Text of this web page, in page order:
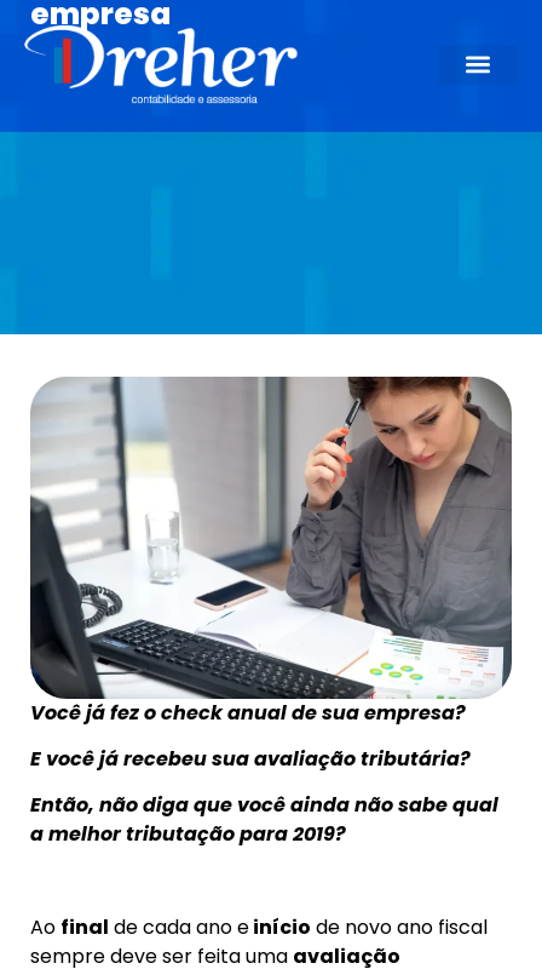
empresa
Você já fez o check anual de sua empresa?
E você já recebeu sua avaliação tributária?
Então, não diga que você ainda não sabe qual
a melhor tributação para 2019?
Ao final de cada ano einício de novo ano fiscal
sempre deve ser feita uma avaliação